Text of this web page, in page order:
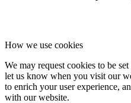
How we use cookies
We may request cookies to be
let us know when you visit our
to enrich your user experience,
with our website.